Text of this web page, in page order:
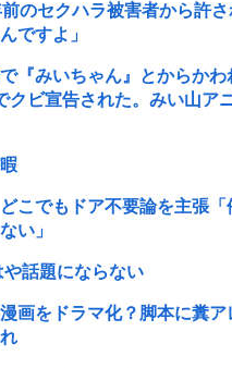
のセクハラ被害者から許
ですよ」
『みいちゃん』とからかわ
クビ宣告された。みい山ア
こでもドア不要論を主張「
い」
話題にならない
画をドラマ化？脚本に糞ア